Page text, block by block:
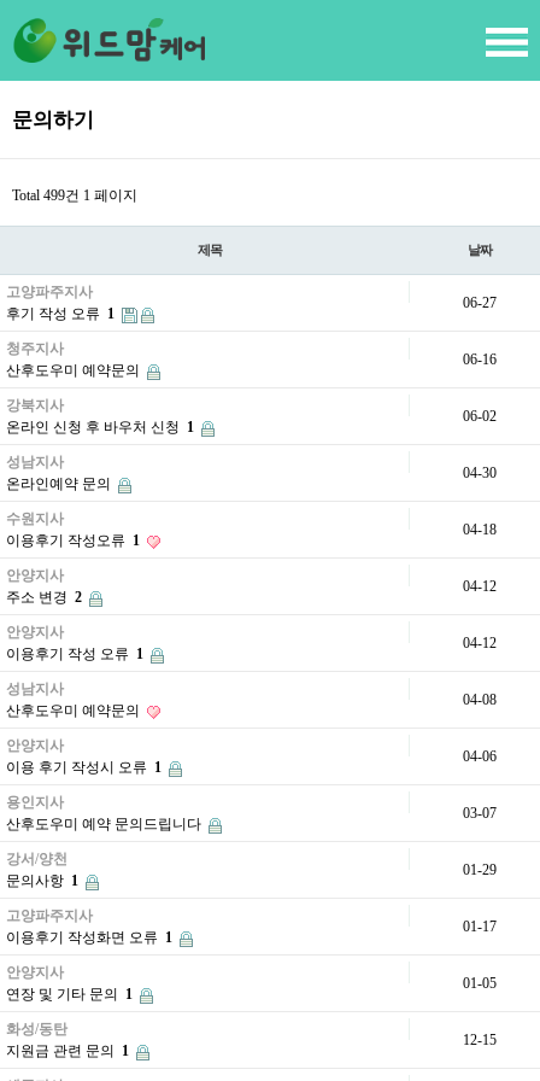
문의하기
Total 499건 1 페이지
제목 날짜
고양파주지사
후기 작성 오류 1
06-27
청주지사
산후도우미 예약문의
06-16
강북지사
온라인 신청 후 바우처 신청 1
06-02
성남지사
온라인예약 문의
04-30
수원지사
이용후기 작성오류 1
04-18
안양지사
주소 변경 2
04-12
안양지사
이용후기 작성 오류 1
04-12
성남지사
산후도우미 예약문의
04-08
안양지사
이용 후기 작성시 오류 1
04-06
용인지사
산후도우미 예약 문의드립니다
03-07
강서/양천
문의사항 1
01-29
고양파주지사
이용후기 작성화면 오류 1
01-17
안양지사
연장 및 기타 문의
1
01-05
화성/동탄
지원금 관련 문의
1
12-15